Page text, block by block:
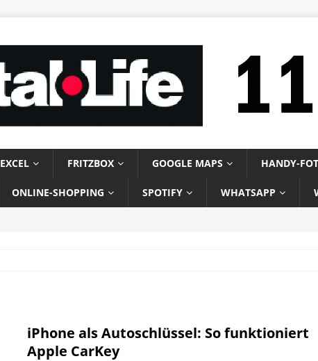
EXCEL FRITZBOX GOOGLE MAPS HANDY-
ONLINE-SHOPPING SPOTIFY WHATSAPP
iPhone als Autoschlüssel: So funktioniert
Apple CarKey